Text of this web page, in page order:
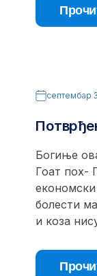
септембар
Богиње
Гоат поx-
економски
болести
и коза